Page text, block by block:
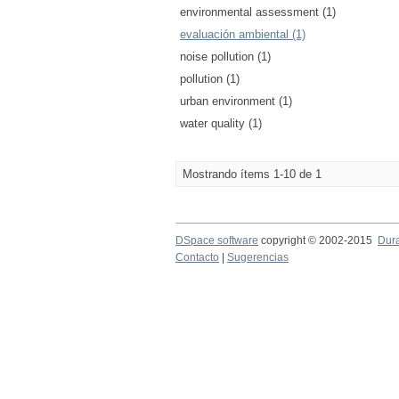
environmental assessment (1)
evaluación ambiental (1)
noise pollution (1)
pollution (1)
urban environment (1)
water quality (1)
Mostrando ítems 1-10 de 1
DSpace software copyright © 2002-2015
Contacto
Sugerencias